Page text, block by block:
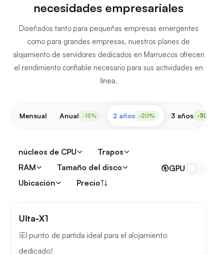
necesidades empresariales
Diseñados tanto para pequeñas empresas emergentes
como para grandes empresas, nuestros planes de
alojamiento de servidores dedicados en Marruecos ofrecen
el rendimiento confiable necesario para sus actividades en
línea.
Mensual Anual -15% 2 años -20% 3 años -30%
núcleos de CPU
Trapos
RAM
Tamaño del disco
Ubicación
Precio
GPU
Ulta-X1
¡El punto de partida ideal para el alojamiento
dedicado!